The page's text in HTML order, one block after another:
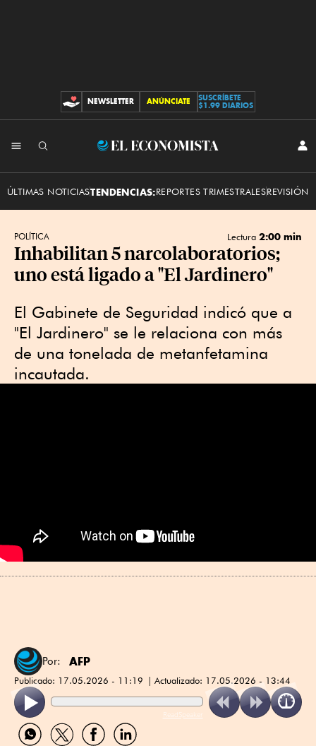
CONTRIBUCIONES
NEWSLETTER ANÚNCIATE
SUSCRÍBETE
$1.99 DIARIOS
El
ÚLTIMAS NOTICIASTENDENCIAS:REPORTES TRIMESTRALESREVISIÓN
POLÍTICA Lectura 2:00 min
Inhabilitan 5 narcolaboratorios;
uno está ligado a "El Jardinero"
El Gabinete de Seguridad indicó que a
"El Jardinero" se le relaciona con más
de una tonelada de metanfetamina
incautada.
Por: AFP
Publicado: 17.05.2026 - 11:19 Actualizado: 17.05.2026 - 13:44
ReadSpeaker
Compartir
por
Compartir
por
Compartir
por
Compartir
por